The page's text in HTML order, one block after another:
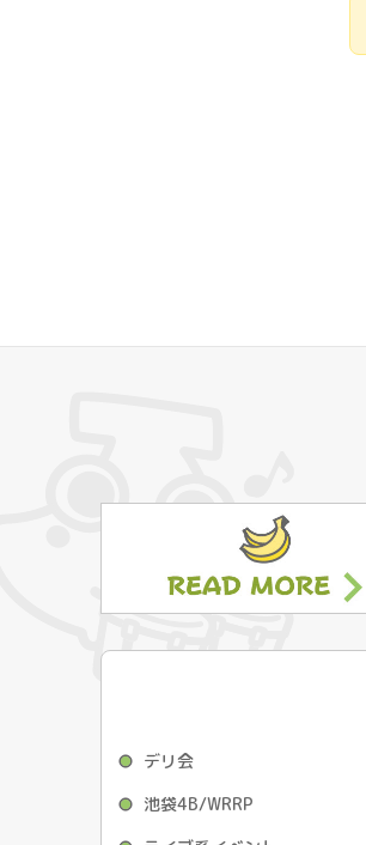
デリ会
池袋4B/WRRP